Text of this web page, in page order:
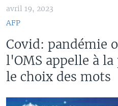
avril 19, 2023
AFP
Covid: pandémie
l'OMS appelle à
le choix des mots